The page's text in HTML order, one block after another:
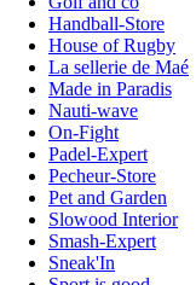
Handball-Store
House of Rugby
La sellerie de Maé
Made in Paradis
Nauti-wave
On-Fight
Padel-Expert
Pecheur-Store
Pet and Garden
Slowood Interior
Smash-Expert
Sneak'In